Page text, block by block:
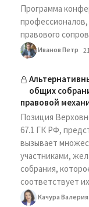
Программа
правового
Иванов Петр
общих
правовой
Позиция
67.1 ГК РФ,
вызывает
участниками,
собрания,
соответствует
Качура Валерия